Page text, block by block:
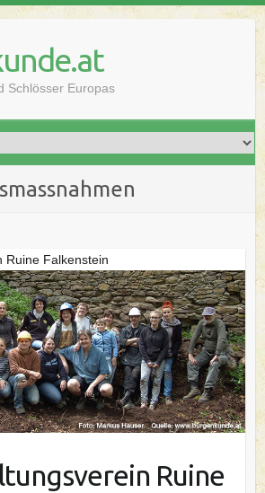
Schlösser Europas
Ruine Falkenstein
Ruine